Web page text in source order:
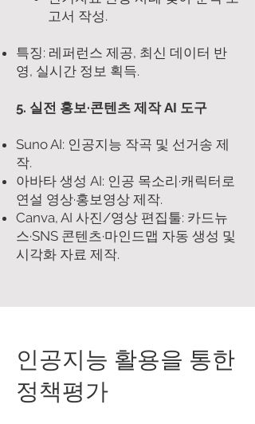
고서 작성.
특징: 레퍼런스 제공, 최신 데이터 반
영, 실시간 정보 획득.
5. 실전 홍보·콘텐츠 제작 AI 도구
Suno AI: 인공지능 작곡 및 선거송 제
작.
아바타 생성 AI: 인공 목소리·캐릭터로
연설 영상·홍보영상 제작.
Canva, AI 사진/영상 편집툴: 카드뉴
스·SNS 콘텐츠·마인드맵 자동 생성 및
시각화 자료 제작.
인공지능 활용을 통한
정책평가